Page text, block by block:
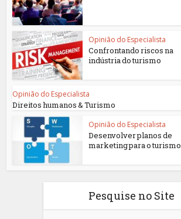
Opinião do Especialista
Confrontando riscos na
indústria do turismo
Opinião do Especialista
Direitos humanos & Turismo
Opinião do Especialista
Desenvolver planos de
marketing para o turismo
Pesquise no Site